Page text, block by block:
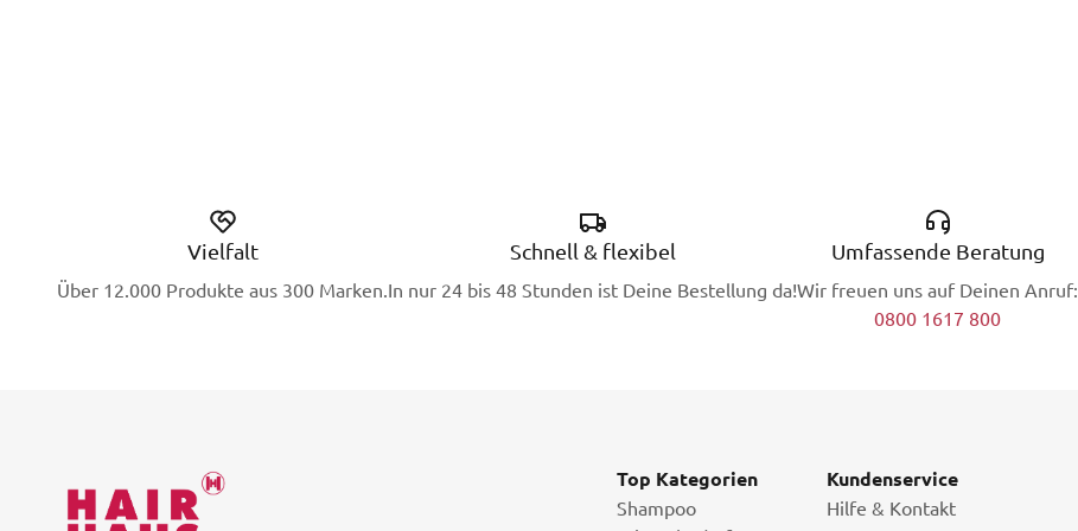
Vielfalt
Über 12.000 Produkte aus 300 Marken.
Schnell & flexibel
In nur 24 bis 48 Stunden ist Deine Bestellung da!
Umfassende Beratung
Wir freuen uns auf Deinen Anruf:
0800 1617 800
Top Kategorien
Shampoo
Kundenservice
Hilfe & Kontakt